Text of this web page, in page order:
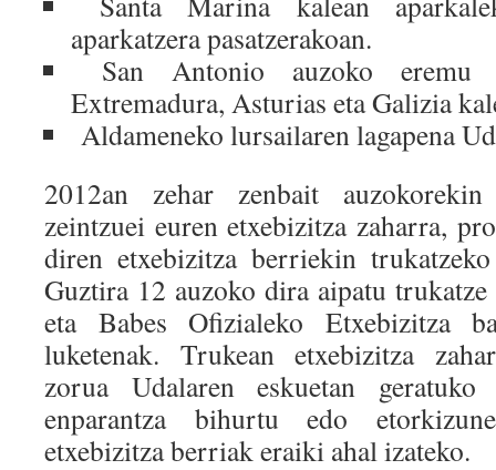
aparkatzera pasatzerakoan.
San Antonio auzoko eremu
Extremadura, Asturias eta Galizia
Aldameneko lursailaren lagapena
2012an zehar zenbait
zeintzuei euren etxebizitza zaharra,
diren etxebizitza berriekin
Guztira 12 auzoko dira aipatu
eta Babes Ofizialeko Etxebizitza
luketenak. Trukean etxebizitza
zorua Udalaren eskuetan
enparantza bihurtu edo
etxebizitza berriak eraiki ahal izateko.